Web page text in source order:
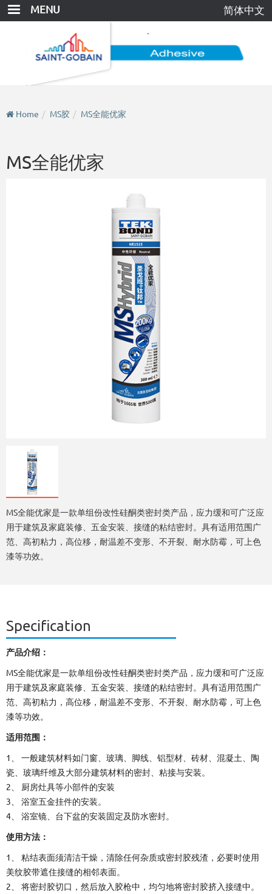
Skip
MENU 简体中文
Home MS胶 MS全能优家
MS全能优家
MS全能优家是一款单组份改性硅酮类密封类产品，应力缓和可广泛应
用于建筑及家庭装修、五金安装、接缝的粘结密封。具有适用范围广
范、高初粘力，高位移，耐温差不变形、不开裂、耐水防霉，可上色
漆等功效。
Specification
产品介绍：
MS全能优家是一款单组份改性硅酮类密封类产品，应力缓和可广泛应
用于建筑及家庭装修、五金安装、接缝的粘结密封。具有适用范围广
范、高初粘力，高位移，耐温差不变形、不开裂、耐水防霉，可上色
漆等功效。
适用范围：
1、 一般建筑材料如门窗、玻璃、脚线、铝型材、砖材、混凝土、陶
瓷、玻璃纤维及大部分建筑材料的密封、粘接与安装。
2、 厨房灶具等小部件的安装
3、 浴室五金挂件的安装。
4、 浴室镜、台下盆的安装固定及防水密封。
使用方法：
1、 粘结表面须清洁干燥，清除任何杂质或密封胶残渣，必要时使用
美纹胶带遮住接缝的相邻表面。
2、 将密封胶切口，然后放入胶枪中，均匀地将密封胶挤入接缝中。